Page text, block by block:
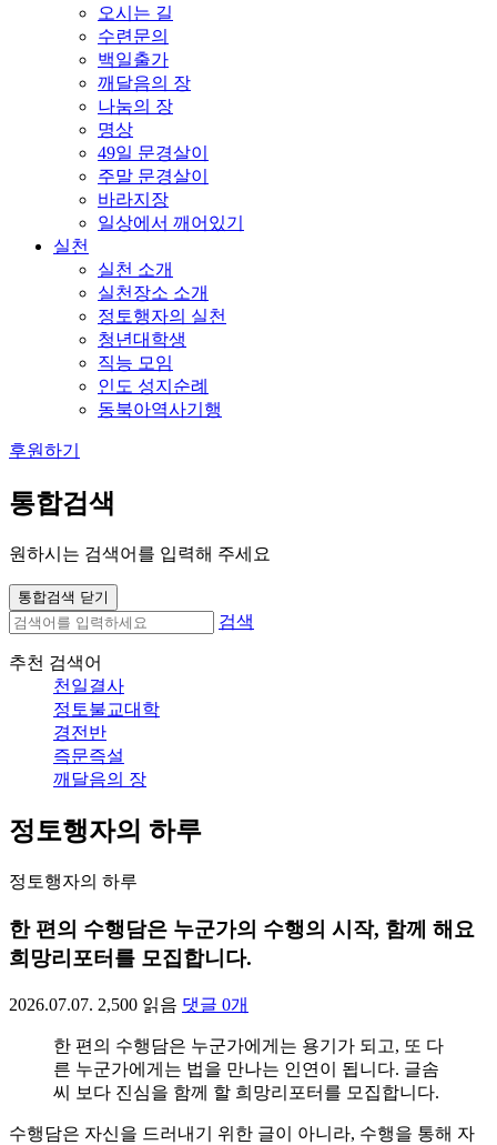
오시는 길
수련문의
백일출가
깨달음의 장
나눔의 장
명상
49일 문경살이
주말 문경살이
바라지장
일상에서 깨어있기
실천
실천 소개
실천장소 소개
정토행자의 실천
청년대학생
직능 모임
인도 성지순례
동북아역사기행
후원하기
통합검색
원하시는 검색어를 입력해 주세요
통합검색 닫기
검색
추천 검색어
천일결사
정토불교대학
경전반
즉문즉설
깨달음의 장
정토행자의 하루
정토행자의 하루
한 편의 수행담은 누군가의 수행의 시작, 함께 해요
희망리포터를 모집합니다.
2026.07.07. 2,500 읽음 댓글 0개
한 편의 수행담은 누군가에게는 용기가 되고, 또 다
른 누군가에게는 법을 만나는 인연이 됩니다. 글솜
씨 보다 진심을 함께 할 희망리포터를 모집합니다.
수행담은 자신을 드러내기 위한 글이 아니라, 수행을 통해 자